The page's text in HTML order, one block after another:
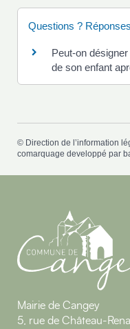
Questions ?
Peut-on
de son enfant
© Direction de l’information
comarquage developpé par
Mairie de Cangey
5, rue de Château-